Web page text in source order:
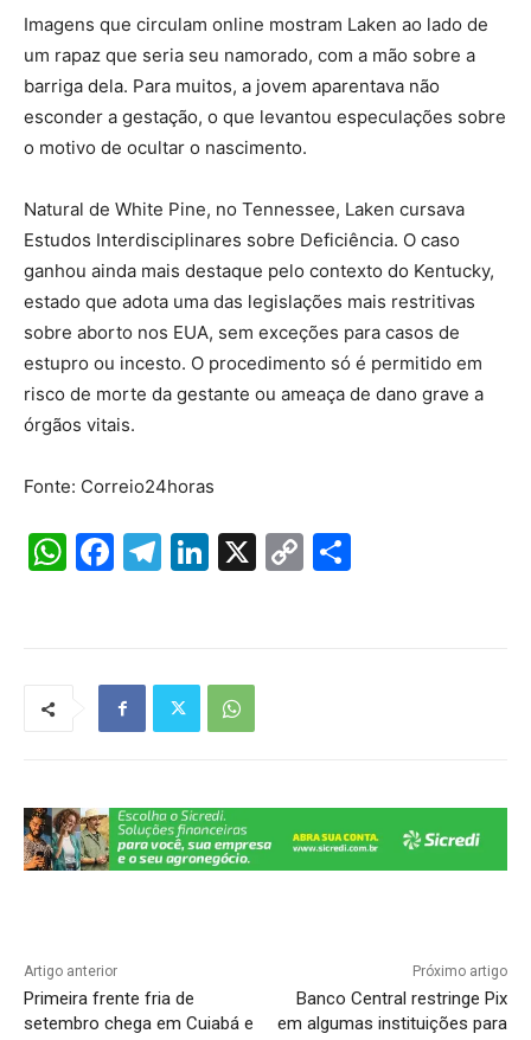
Imagens que circulam online mostram Laken ao lado de
um rapaz que seria seu namorado, com a mão sobre a
barriga dela. Para muitos, a jovem aparentava não
esconder a gestação, o que levantou especulações sobre
o motivo de ocultar o nascimento.
Natural de White Pine, no Tennessee, Laken cursava
Estudos Interdisciplinares sobre Deficiência. O caso
ganhou ainda mais destaque pelo contexto do Kentucky,
estado que adota uma das legislações mais restritivas
sobre aborto nos EUA, sem exceções para casos de
estupro ou incesto. O procedimento só é permitido em
risco de morte da gestante ou ameaça de dano grave a
órgãos vitais.
Fonte: Correio24horas
W F
b
o
k
T
a
m
Li
dI
n
X
C
Artigo anterior
Primeira frente fria de
setembro chega em Cuiabá e
Próximo artigo
Banco Central restringe Pix
em algumas instituições para